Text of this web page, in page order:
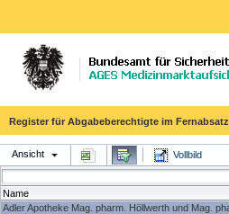
Register für Abgabeberechtigte im Fernabsatz
Ansicht Vollbild
Name